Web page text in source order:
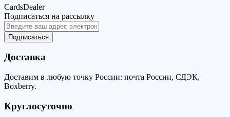
CardsDealer
Подписаться на рассылку
Подписаться
Доставка
Доставим в любую точку России: почта России, СДЭК,
Boxberry.
Круглосуточно